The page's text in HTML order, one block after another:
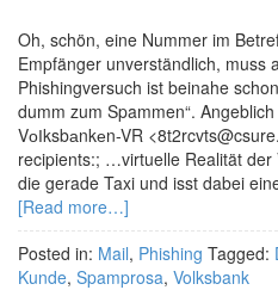
Oh, schön, eine Nummer im
Empfänger unverständlich, muss
Phishingversuch ist beinahe
dumm zum Spammen“.
VоІksbаnkеn-VR
recipients:; …virtuelle Realität der
die gerade Taxi und isst dabei
[Read more…]
Posted in: Mail, Phishing Tagged:
Kunde, Spamprosa, Volksbank